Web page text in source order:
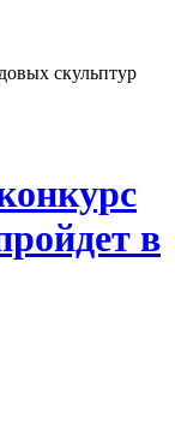
скульптур
в